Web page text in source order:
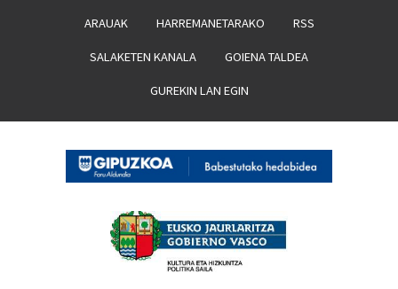
ARAUAK HARREMANETARAKO RSS
SALAKETEN KANALA GOIENA TALDEA
GUREKIN LAN EGIN